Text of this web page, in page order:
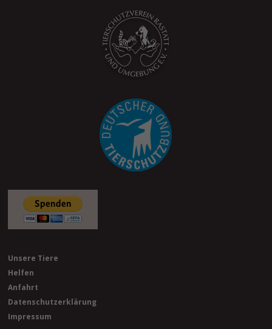
Unsere Tiere
Helfen
Anfahrt
Datenschutzerklärung
Impressum